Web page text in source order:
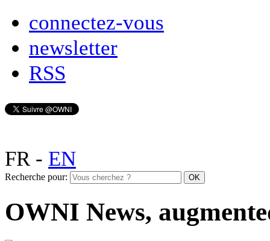
connectez-vous
newsletter
RSS
FR- EN
Recherche pour:
OWNI News,